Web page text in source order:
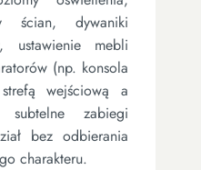
ścian, dywaniki
ustawienie mebli
(np. konsola
wejściową a
subtelne zabiegi
bez odbierania
charakteru.